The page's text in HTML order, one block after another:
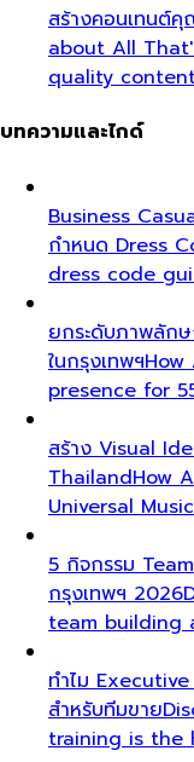
จากความหลงให
story of
That's Stylist